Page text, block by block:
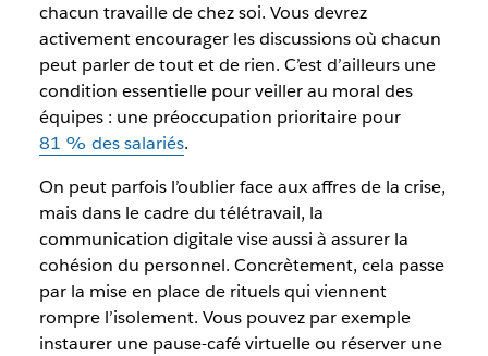
chacun travaille de chez soi. Vous devrez
activement encourager les discussions où chacun
peut parler de tout et de rien. C’est d’ailleurs une
condition essentielle pour veiller au moral des
équipes : une préoccupation prioritaire pour
81 % des salariés.
On peut parfois l’oublier face aux affres de la crise,
mais dans le cadre du télétravail, la
communication digitale vise aussi à assurer la
cohésion du personnel. Concrètement, cela passe
par la mise en place de rituels qui viennent
rompre l’isolement. Vous pouvez par exemple
instaurer une pause-café virtuelle ou réserver une